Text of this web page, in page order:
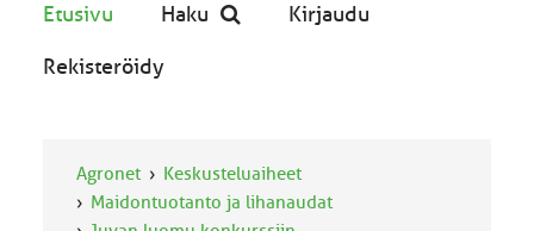
Etusivu Haku Kirjaudu
Rekisteröidy
Agronet
Keskusteluaiheet
Maidontuotanto ja lihanaudat